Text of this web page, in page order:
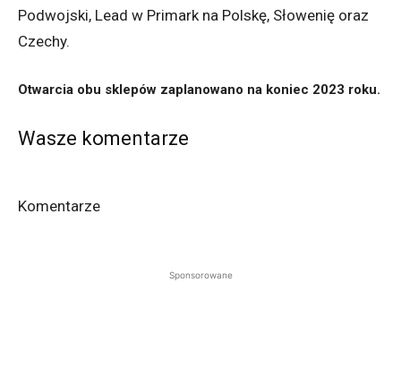
Podwojski, Lead w Primark na Polskę, Słowenię oraz
Czechy.
Otwarcia obu sklepów zaplanowano na koniec 2023 roku.
Wasze komentarze
Komentarze
Sponsorowane